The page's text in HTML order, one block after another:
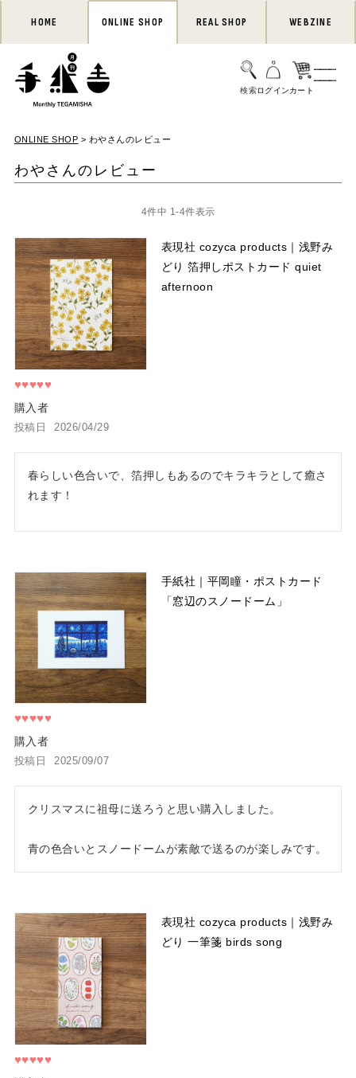
HOME ONLINE SHOP REAL SHOP WEBZINE
ONLINE SHOP わやさんのレビュー
わやさんのレビュー
4件中 1 -4件表示
表現社 cozyca products｜浅野み
どり 箔押しポストカード quiet
afternoon
購入者
投稿日 2026/04/29
春らしい色合いで、箔押しもあるのでキラキラとして癒さ
れます！
手紙社｜平岡瞳・ポストカード
「窓辺のスノードーム」
購入者
投稿日 2025/09/07
クリスマスに祖母に送ろうと思い購入しました。
青の色合いとスノードームが素敵で送るのが楽しみです。
表現社 cozyca products｜浅野み
どり 一筆箋 birds song